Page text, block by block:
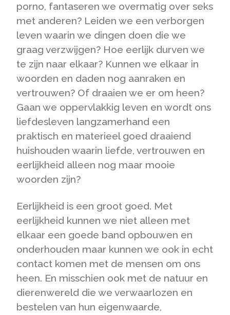
porno, fantaseren we overmatig over seks
met anderen? Leiden we een verborgen
leven waarin we dingen doen die we
graag verzwijgen? Hoe eerlijk durven we
te zijn naar elkaar? Kunnen we elkaar in
woorden en daden nog aanraken en
vertrouwen? Of draaien we er om heen?
Gaan we oppervlakkig leven en wordt ons
liefdesleven langzamerhand een
praktisch en materieel goed draaiend
huishouden waarin liefde, vertrouwen en
eerlijkheid alleen nog maar mooie
woorden zijn?
Eerlijkheid is een groot goed. Met
eerlijkheid kunnen we niet alleen met
elkaar een goede band opbouwen en
onderhouden maar kunnen we ook in echt
contact komen met de mensen om ons
heen. En misschien ook met de natuur en
dierenwereld die we verwaarlozen en
bestelen van hun eigenwaarde,